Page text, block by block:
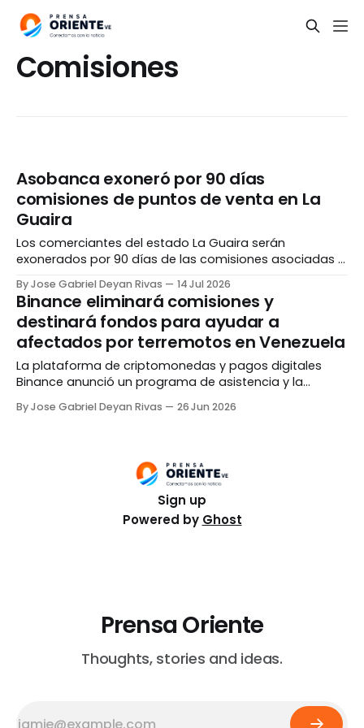
Comisiones
Asobanca exoneró por 90 días
comisiones de puntos de venta en La
Guaira
Los comerciantes del estado La Guaira serán
exonerados por 90 días de las comisiones asociadas a
conocer la Asociación Bancaria de Venezuela
(Asobanca) el lunes, 13 de julio. De acuerdo a un
comunicado difundido por la institución en el portal
By Jose Gabriel Deyan Rivas 14 Jul 2026
Binance eliminará comisiones y
destinará fondos para ayudar a
afectados por terremotos en Venezuela
La plataforma de criptomonedas y pagos digitales
Binance anunció un programa de asistencia y la
en Venezuela por una semana para apoyar a sus
By Jose Gabriel Deyan Rivas 26 Jun 2026
Sign up
Powered by Ghost
Prensa Oriente
Thoughts, stories and ideas.